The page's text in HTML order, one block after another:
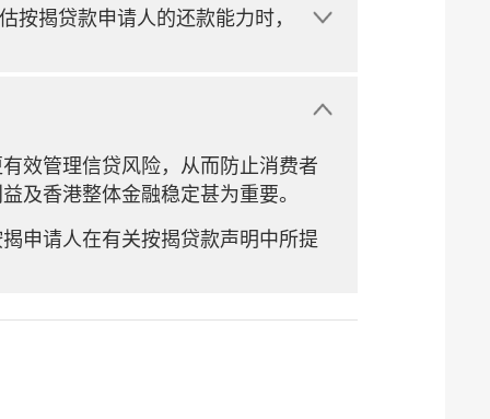
按揭贷款申请人的还款能力时，
效管理信贷风险，从而防止消费者
及香港整体金融稳定甚为重要。
申请人在有关按揭贷款声明中所提